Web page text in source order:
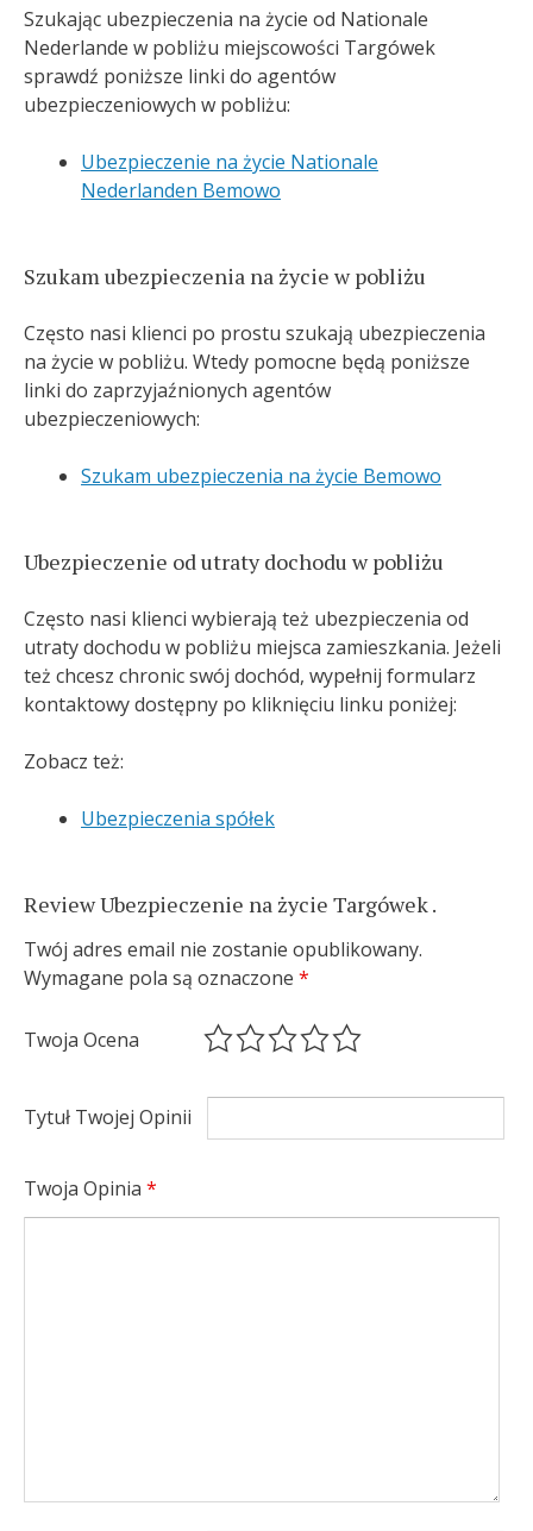
Szukając ubezpieczenia na życie od Nationale
Nederlande w pobliżu miejscowości Targówek
sprawdź poniższe linki do agentów
ubezpieczeniowych w pobliżu:
Ubezpieczenie na życie Nationale
Nederlanden Bemowo
Szukam ubezpieczenia na życie w pobliżu
Często nasi klienci po prostu szukają ubezpieczenia
na życie w pobliżu. Wtedy pomocne będą poniższe
linki do zaprzyjaźnionych agentów
ubezpieczeniowych:
Szukam ubezpieczenia na życie Bemowo
Ubezpieczenie od utraty dochodu w pobliżu
Często nasi klienci wybierają też ubezpieczenia od
utraty dochodu w pobliżu miejsca zamieszkania. Jeżeli
też chcesz chronic swój dochód, wypełnij formularz
kontaktowy dostępny po kliknięciu linku poniżej:
Zobacz też:
Ubezpieczenia spółek
Review Ubezpieczenie na życie Targówek .
Twój adres email nie zostanie opublikowany.
Wymagane pola są oznaczone *
Twoja Ocena
Tytuł Twojej Opinii
Twoja Opinia *